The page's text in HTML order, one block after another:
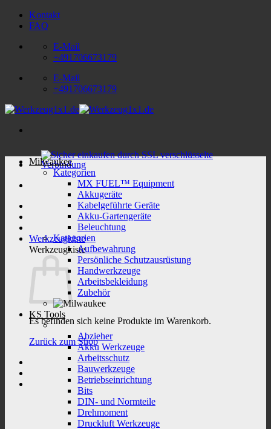
Zum
Inhalt
Kontakt
FAQ
E-Mail
+491706673179
E-Mail
+491706673179
Werkzeugkiste
Werkzeugkiste
Es befinden sich keine Produkte im Warenkorb.
Zurück zum Shop
Milwaukee
Kategorien
MX FUEL™ Equipment
Akkugeräte
Kabelgeführte Geräte
Akku-Gartengeräte
Beleuchtung
Kategorien
Aufbewahrung
Persönliche Schutzausrüstung
Handwerkzeuge
Arbeitsbekleidung
Zubehör
KS Tools
Abzieher
Akku Werkzeuge
Arbeitsschutz
Bauwerkzeuge
Betriebseinrichtung
Bits
DIN- und Normteile
Drehmoment
Druckluft Werkzeuge